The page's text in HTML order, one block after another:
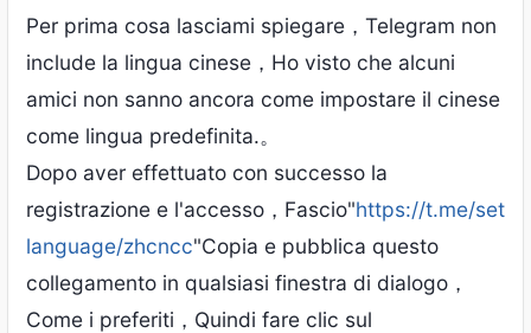
Per prima cosa lasciami spiegare，Telegram non
include la lingua cinese，Ho visto che alcuni
amici non sanno ancora come impostare il cinese
come lingua predefinita.。
Dopo aver effettuato con successo la
registrazione e l'accesso，Fascio"https://t.me/set
language/zhcncc"Copia e pubblica questo
collegamento in qualsiasi finestra di dialogo，
Come i preferiti，Quindi fare clic sul